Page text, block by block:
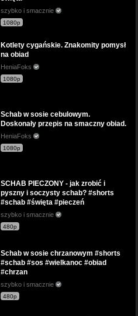
szybko i smacznie
1080p
Kotlety cygańskie. Znakomity pomysł
na obiad
HeniaFoks
1080p
Schab w sosie cebulowym.
Doskonały przepis na smaczny obiad.
HeniaFoks
1080p
SCHAB PIECZONY - jak zrobić i
pyszny i soczysty schab? #shorts
#schab #święta #pieczeń
szybko i smacznie
480p
Schab w sosie chrzanowym #shorts
#schab #sos #wielkanoc #obiad
#chrzan
szybko i smacznie
480p